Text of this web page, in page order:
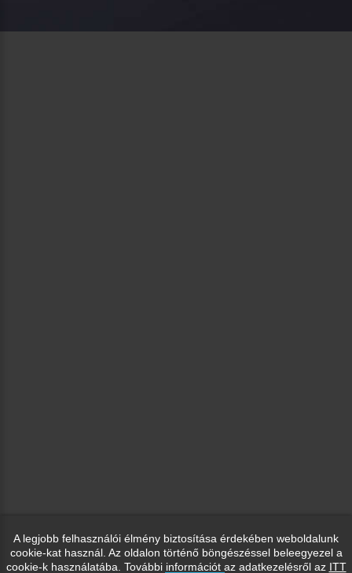
A legjobb felhasználói élmény biztosítása érdekében weboldalunk
cookie-kat használ. Az oldalon történő böngészéssel beleegyezel a
cookie-k használatába. További információt az adatkezelésről az ITT